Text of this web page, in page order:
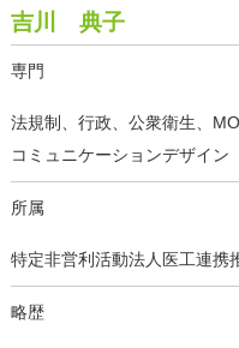
吉川 典子
専門
法規制、行政、公衆衛生、
コミュニケーションデザイン
所属
特定非営利活動法人医工連
略歴